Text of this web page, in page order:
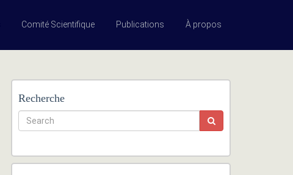
Comité Scientifique Publications À propos
Recherche